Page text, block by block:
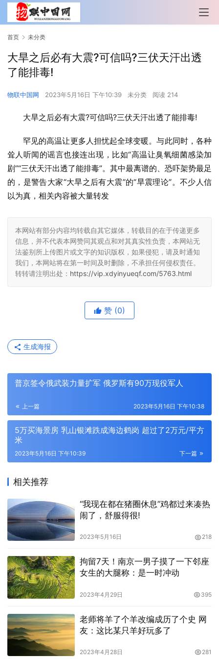
首页 未分类
大旱之后必有大震?可信吗?三伏天汗出透
了能排毒!
物联中国网 2023年5月16日 下午10:39 未分类 阅读 214
大旱之后必有大震?可信吗?三伏天汗出透了能排毒!
罕见的高温让更多人担忧起全球变暖。与此同时，各种
耸人听闻的谣言也接连出现，比如“高温让臭氧细菌感染加
剧”“三伏天汗出透了能排毒”。其中最离谱的、恐吓架势最足
的，是警告大家“大旱之后有大震”的“旱震理论”。不少人信
以为真，相关内容被大量转发
本网站有部分内容均转载自其它媒体，转载目的在于传递更多
信息，并不代表本网赞同其观点和对其真实性负责，本网站无
法鉴别所上传图片或文字的知识版权，如果侵犯，请及时通知
我们，本网站将在第一时间及时删除，不承担任何侵权责任。
转转请注明出处： https://vip.xdyinyueqf.com/5763.html
赞 (0)
生成海报
普京签令俄武装力量扩军 俄罗斯有90万现役军人
上一篇 2023年5月16日 下午10:38
5万买海景房 乳山银滩跌成海边鹤岗 超过了2万元/平方
米
下一篇
2023年5月16日 下午10:39
相关推荐
“我现在都在猪圈休息”鸡都过来凑热
闹了，舒服得很!
2023年5月16日 218
拘留7天！南京一男子摸了一下邻座
女生的大腿称：是一时冲动
2023年4月29日 395
老师将羊了个羊改编成历了个史 网
友：这比某只羊好玩多了
2023年4月28日 281